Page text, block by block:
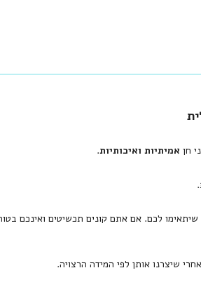
אמיתיות ואיכותיות.
לכם. אם אתם קונים תכשיטים ואינכם
שיצרנו אותן לפי המידה הרצויה.